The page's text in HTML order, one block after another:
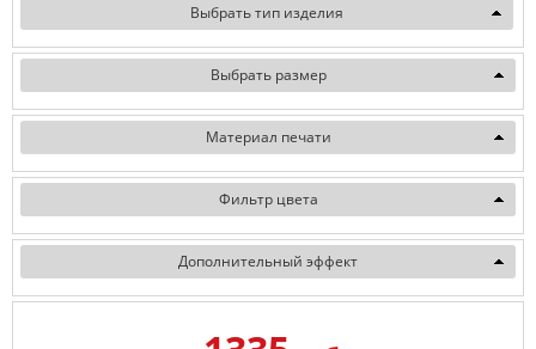
Выбрать тип изделия
Выбрать размер
Материал печати
Фильтр цвета
Дополнительный эффект